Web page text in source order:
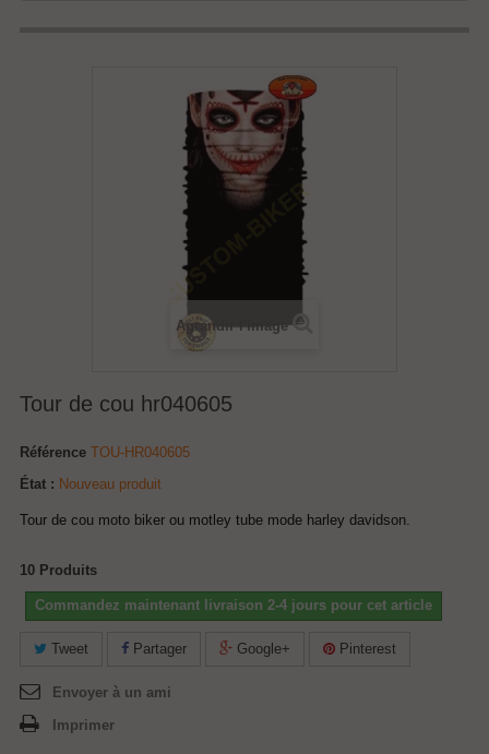
Agrandir l'image
Tour de cou hr040605
Référence TOU-HR040605
État : Nouveau produit
Tour de cou moto biker ou motley tube mode harley davidson.
10 Produits
Commandez maintenant livraison 2-4 jours pour cet article
Tweet Partager Google+ Pinterest
Envoyer à un ami
Imprimer